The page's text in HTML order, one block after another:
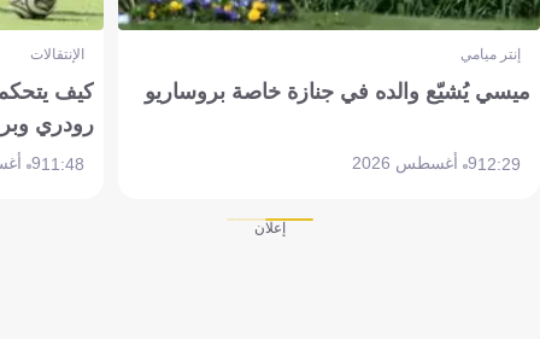
إنتر ميامي
ميسي يُشيّع والده في جنازة خاصة بروساريو
12:299 أغسطس 2026
الإنتقالات
كيف
رودري
11:489 أغسطس 2026
إعلان